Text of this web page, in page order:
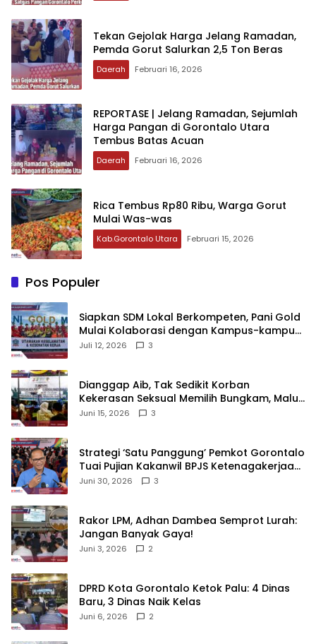
Tekan Gejolak Harga Jelang Ramadan‎‎,
Pemda Gorut Salurkan 2,5 Ton Beras
Daerah Februari 16, 2026
‎REPORTASE | Jelang Ramadan, Sejumlah
Harga Pangan di Gorontalo Utara
Tembus Batas Acuan‎‎
Daerah Februari 16, 2026
‎Rica Tembus Rp80 Ribu, Warga Gorut
Mulai Was-was
Kab.Gorontalo Utara Februari 15, 2026
Pos Populer
‎Siapkan SDM Lokal Berkompeten, Pani Gold
Mulai Kolaborasi dengan Kampus-kampus
di Gorontalo
Juli 12, 2026 3
‎Dianggap Aib, Tak Sedikit Korban
Kekerasan Seksual Memilih Bungkam, Malu
untuk Melapor!‎
Juni 15, 2026 3
Strategi ‘Satu Panggung’ Pemkot Gorontalo
Tuai Pujian Kakanwil BPJS Ketenagakerjaan
Sulama‎‎
Juni 30, 2026 3
‎Rakor LPM, Adhan Dambea Semprot Lurah:
Jangan Banyak Gaya!‎
Juni 3, 2026 2
‎DPRD Kota Gorontalo Ketok Palu: 4 Dinas
Baru, 3 Dinas Naik Kelas
Juni 6, 2026 2